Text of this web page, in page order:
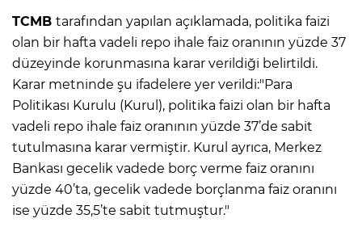
TCMB tarafından yapılan açıklamada, politika faizi
olan bir hafta vadeli repo ihale faiz oranının yüzde 37
düzeyinde korunmasına karar verildiği belirtildi.
Karar metninde şu ifadelere yer verildi:"Para
Politikası Kurulu (Kurul), politika faizi olan bir hafta
vadeli repo ihale faiz oranının yüzde 37’de sabit
tutulmasına karar vermiştir. Kurul ayrıca, Merkez
Bankası gecelik vadede borç verme faiz oranını
yüzde 40’ta, gecelik vadede borçlanma faiz oranını
ise yüzde 35,5’te sabit tutmuştur."